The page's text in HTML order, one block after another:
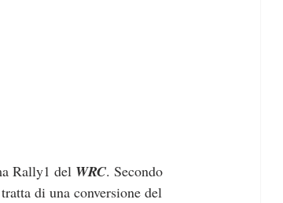
Rally1 del WRC. Secondo
di una conversione del